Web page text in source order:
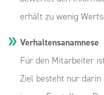
erhält zu wenig
Verhaltensanamnese
Für den Mitarbeiter
Ziel besteht nur darin